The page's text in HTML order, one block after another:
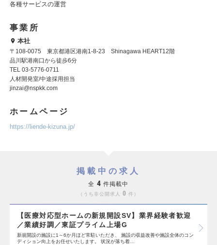
各種サービスの運営
事業所
本社
〒108-0075 東京都港区港南1-8-23 Shinagawa HEART12階
品川駅港南口から徒歩6分
TEL 03-5776-0711
人材開発室/中途採用担当
jinzai@nspkk.com
ホームページ
https://liende-kizuna.jp/
掲載中の求人
全 4 件掲載中
うち非公開求人 0 件
【医療対応型ホームの新規開設SV】業界経験者歓迎
／業績好調／東証プライム上場G
新規開設の施設に1～6か月ほど常駐いただき、 施設の収益改善や施設全体のコン
ディション向上をお任せいたします。 状況が落ち着…